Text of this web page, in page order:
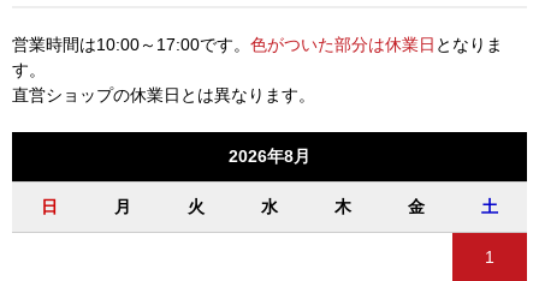
営業時間は10:00～17:00です。 色がついた部分は休業日 となりま
す。
直営ショップの休業日とは異なります。
2026年8月
日 月 火 水 木 金 土
1